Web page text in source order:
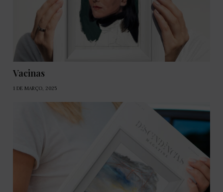
Vacinas
1 DE MARÇO, 2025